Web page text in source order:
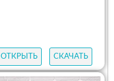
ОТКРЫТЬ СКАЧАТЬ